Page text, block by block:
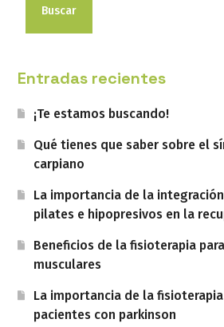
Buscar
Entradas recientes
¡Te estamos buscando!
Qué tienes que saber sobre el
carpiano
La importancia de la
pilates e hipopresivos en la
Beneficios de la fisioterapia
musculares
La importancia de la
pacientes con parkinson